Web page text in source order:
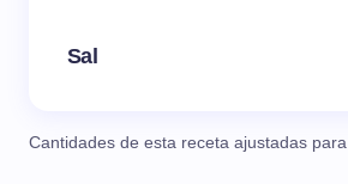
Sal
Cantidades de esta receta ajustadas para